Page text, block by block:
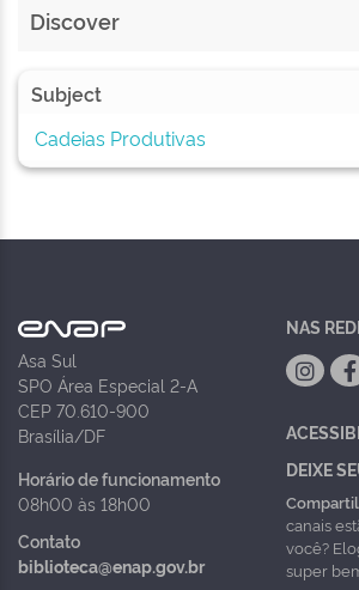
Discover
Subject
Cadeias Produtivas
Asa Sul
SPO Área Especial 2-A
CEP 70.610-900
Brasília/DF
Horário de funcionamento
08h00 às 18h00
Contato
biblioteca@enap.gov.br
NAS
DEIXE
canais
você?
super